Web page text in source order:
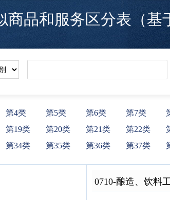
品和服务区分表（基
第4类 第5类 第6类 第7类
第19类 第20类 第21类 第22类
第34类 第35类 第36类 第37类
0710-酿造、饮料